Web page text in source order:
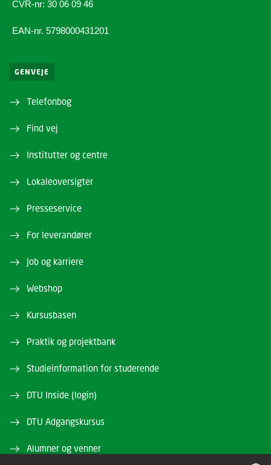
CVR-nr: 30 06 09 46
EAN-nr. 5798000431201
GENVEJE
Telefonbog
Find vej
Institutter og centre
Lokaleoversigter
Presseservice
For leverandører
Job og karriere
Webshop
Kursusbasen
Praktik og projektbank
Studieinformation for studerende
DTU Inside (login)
DTU Adgangskursus
Alumner og venner